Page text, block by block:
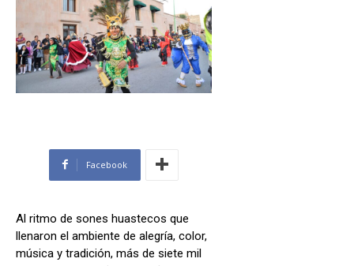
Facebook
Al ritmo de sones huastecos que
llenaron el ambiente de alegría, color,
música y tradición, más de siete mil